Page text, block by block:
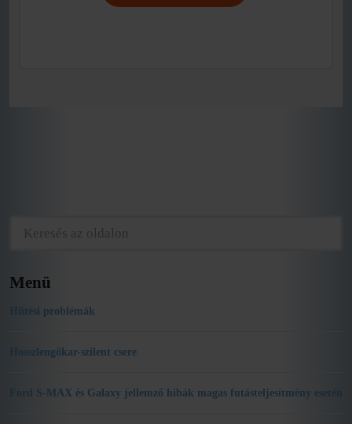
Menü
Hűtési problémák
Hosszlengőkar-szilent csere
Ford S-MAX és Galaxy jellemző hibák magas futásteljesítmény esetén